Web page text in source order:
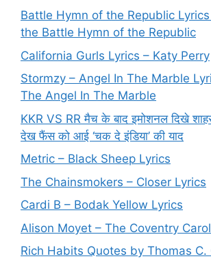
Battle Hymn of the Republic
the Battle Hymn of the Republic
California Gurls Lyrics – Katy Perry
Stormzy – Angel In The Marble
The Angel In The Marble
KKR VS RR मैच के बाद इमोशनल दिखे
देख फैंस को आई ‘चक दे इंडिया’ की याद
Metric – Black Sheep Lyrics
The Chainsmokers – Closer Lyrics
Cardi B – Bodak Yellow Lyrics
Alison Moyet – The Coventry
Rich Habits Quotes by Thomas C.